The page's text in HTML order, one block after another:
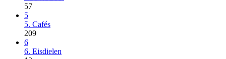
57
5
5. Cafés
209
6
6. Eisdielen